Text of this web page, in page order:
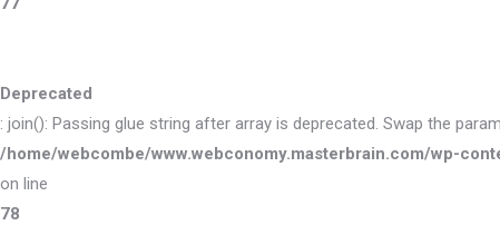
Deprecated
: join(): Passing glue string after array is deprecated. Swap the
/home/webcombe/www.webconomy.masterbrain.com/wp-
on line
78